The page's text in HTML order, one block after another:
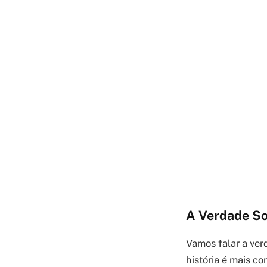
A Verdade
Vamos falar a
história é mais